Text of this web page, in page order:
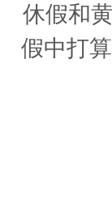
休假和
假中打